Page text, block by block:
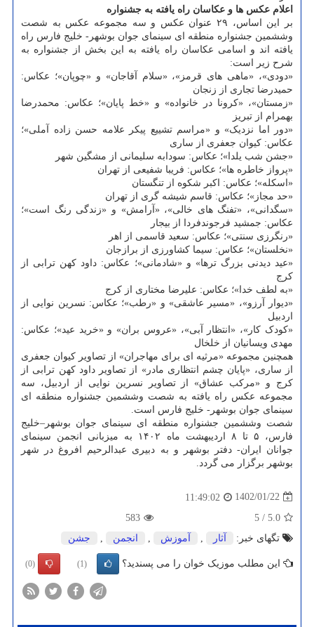
اعلام عکس ها و عکاسان راه یافته به جشنواره
بر این اساس، ۲۹ عنوان عکس و سه مجموعه عکس به شصت
وششمین جشنواره منطقه ای سینمای جوان بوشهر- خلیج فارس راه
یافته اند و اسامی عکاسان راه یافته به این بخش از جشنواره به
شرح زیر است:
«دودی»، «ماهی های قرمز»، «سلام آقاجان» و «چوپان»؛ عکاس:
حمیدرضا تجاری از زنجان
«زمستان»، «کرونا در خانواده» و «خط پایان»؛ عکاس: محمدرضا
بهمرام از تبریز
«دور اما نزدیک» و «مراسم تشییع پیکر علامه حسن زاده آملی»؛
عکاس: کیوان جعفری از ساری
«جشن شب یلدا»؛ عکاس: سودابه سلیمانی از مشگین شهر
«پرواز خاطره ها»؛ عکاس: فریبا شفیعی از تهران
«اسکله»؛ عکاس: اکبر شکوه از تنگستان
«حد مجاز»؛ عکاس: قاسم شیشه گری از تهران
«سگدانی»، «تفنگ های خالی»، «آرامش» و «زندگی رنگ است»؛
عکاس: جمشید فرجوندفردا از بیجار
«رنگرزی سنتی»؛ عکاس: سعید قاسمی از اهر
«نخلستان»؛ عکاس: سیما کشاورزی از برازجان
«عید دیدنی بزرگ ترها» و «شادمانی»؛ عکاس: داود کهن ترابی از
کرج
«به لطف خدا»؛ عکاس: علیرضا مختاری از کرج
«دیوار آرزو»، «مسیر عاشقی» و «رطب»؛ عکاس: نسرین نوایی از
اردبیل
«کودک کار»، «انتظار آبی»، «عروس بران» و «خرید عید»؛ عکاس:
مهدی ویسانیان از خلخال
همچنین مجموعه «مرثیه ای برای مهاجران» از تصاویر کیوان جعفری
از ساری، «پایان چشم انتظاری مادر» از تصاویر داود کهن ترابی از
کرج و «مرکب عشاق» از تصاویر نسرین نوایی از اردبیل، سه
مجموعه عکس راه یافته به شصت وششمین جشنواره منطقه ای
سینمای جوان بوشهر- خلیج فارس است.
شصت وششمین جشنواره منطقه ای سینمای جوان بوشهر–خلیج
فارس، ۵ تا ۸ اردیبهشت ماه ۱۴۰۲ به میزبانی انجمن سینمای
جوانان ایران- دفتر بوشهر و به دبیری عبدالرحیم افروغ در شهر
بوشهر برگزار می گردد.
1402/01/22
11:49:02
5.0
/
5
583
تگهای خبر:
آثار آموزش انجمن جشن
این مطلب موزیک خوان را می پسندید؟ (1)
(0)